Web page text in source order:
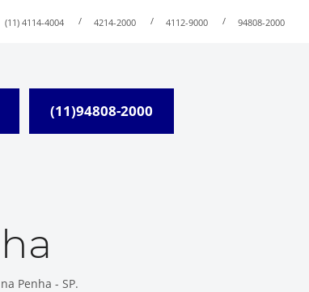
(11) 4114-4004 / 4214-2000 / 4112-9000 / 94808-2000
(11)94808-2000
Penha - SP.